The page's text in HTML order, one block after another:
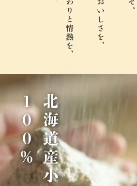
北
海
道
産
小
麦
1
0
0
％